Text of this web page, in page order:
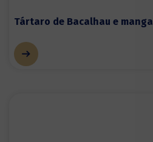
Tártaro de Bacalhau e manga